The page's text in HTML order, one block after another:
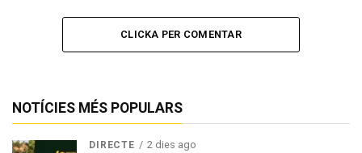
CLICKA PER COMENTAR
NOTÍCIES MÉS POPULARS
DIRECTE 2 dies ago